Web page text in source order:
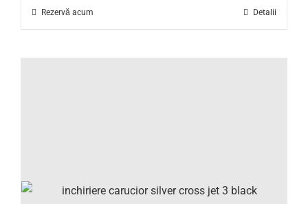
Rezervă acum Detalii